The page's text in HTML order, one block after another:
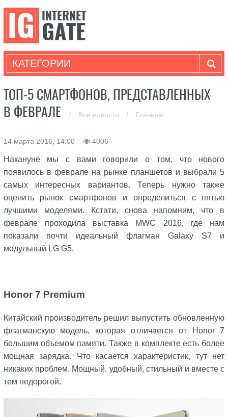
КАТЕГОРИИ
ТОП-5 СМАРТФОНОВ, ПРЕДСТАВЛЕННЫХ
В ФЕВРАЛЕ
/ Все новости / Главная
14 марта 2016, 14:00 4006
Накануне мы с вами говорили о том, что нового
появилось в феврале на рынке планшетов и выбрали 5
самых интересных вариантов. Теперь нужно также
оценить рынок смартфонов и определиться с пятью
лучшими моделями. Кстати, снова напомним, что в
феврале проходила выставка MWC 2016, где нам
показали почти идеальный флагман Galaxy S7 и
модульный LG G5.
Honor 7 Premium
Китайский производитель решил выпустить обновленную
флагманскую модель, которая отличается от Honor 7
большим объемом памяти. Также в комплекте есть более
мощная зарядка. Что касается характеристик, тут нет
никаких проблем. Мощный, удобный, стильный и вместе с
тем недорогой.